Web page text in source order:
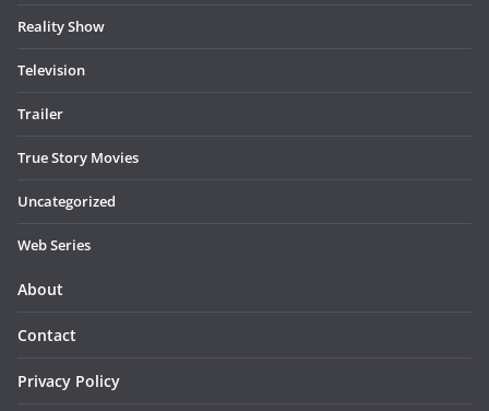
Reality Show
Television
Trailer
True Story Movies
Uncategorized
Web Series
About
Contact
Privacy Policy